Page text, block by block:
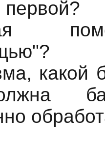
первой?
какой